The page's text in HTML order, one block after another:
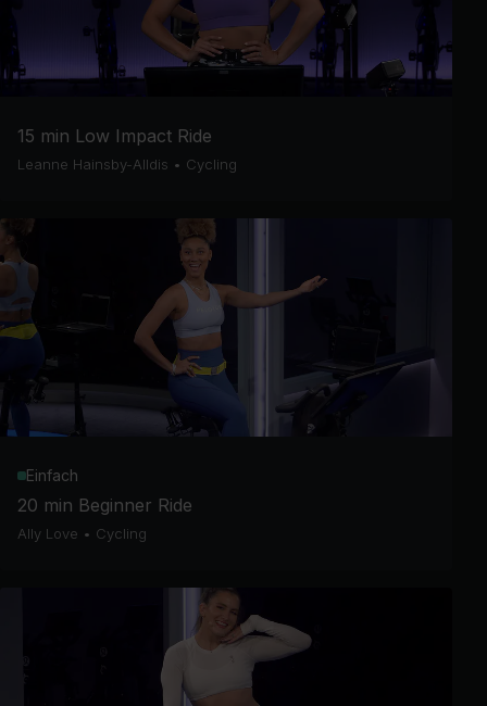
15 min Low Impact Ride
Leanne Hainsby-Alldis • Cycling
Einfach
20 min Beginner Ride
Ally Love • Cycling